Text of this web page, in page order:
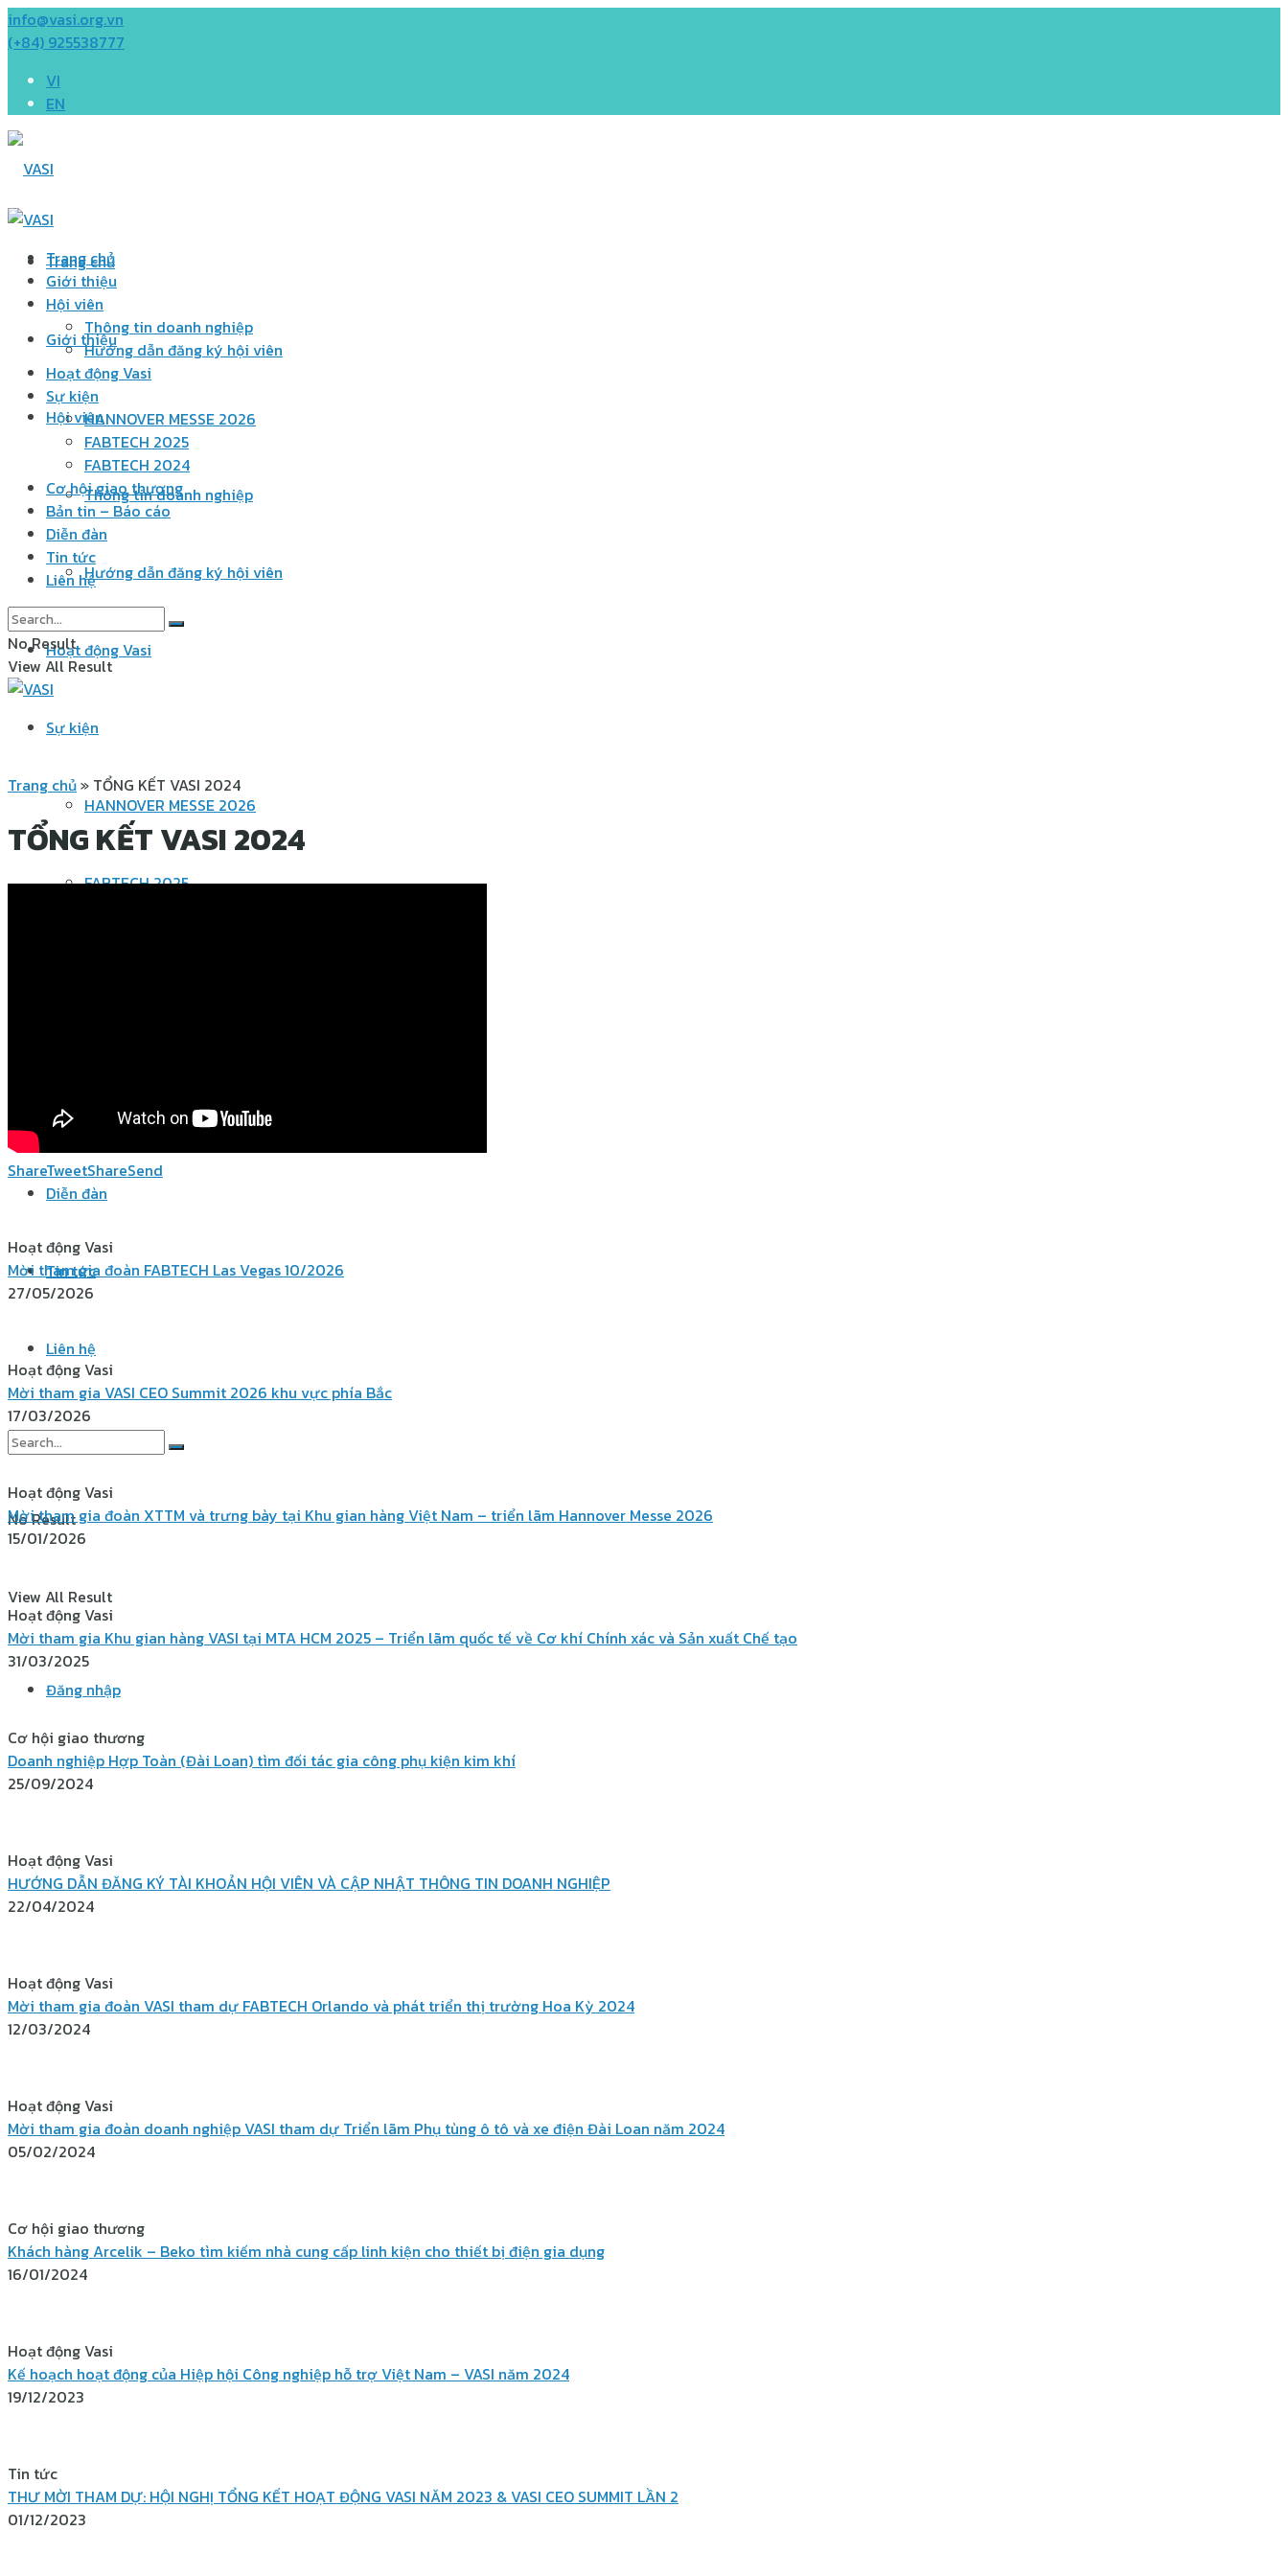
info@vasi.org.vn
(+84) 925538777
VI
EN
Trang chủ
Giới thiệu
Hội viên
Thông tin doanh nghiệp
Hướng dẫn đăng ký hội viên
Hoạt động Vasi
Sự kiện
HANNOVER MESSE 2026
FABTECH 2025
Bản tin – Báo cáo
Diễn đàn
Tin tức
Liên hệ
No Result
View All Result
Đăng nhập
Trang chủ
Giới thiệu
Hội viên
Thông tin doanh nghiệp
Hướng dẫn đăng ký hội viên
Hoạt động Vasi
Sự kiện
HANNOVER MESSE 2026
FABTECH 2025
FABTECH 2024
Cơ hội giao thương
Bản tin – Báo cáo
Diễn đàn
Tin tức
Liên hệ
No Result
View All Result
Trang chủ» TỔNG KẾT VASI 2024
TỔNG KẾT VASI 2024
ShareTweetShareSend
Hoạt động Vasi
Mời tham gia đoàn FABTECH Las Vegas 10/2026
27/05/2026
Hoạt động Vasi
Mời tham gia VASI CEO Summit 2026 khu vực phía Bắc
17/03/2026
Hoạt động Vasi
Mời tham gia đoàn XTTM và trưng bày tại Khu gian hàng Việt Nam – triển lãm Hannover Messe 2026
15/01/2026
Hoạt động Vasi
Mời tham gia Khu gian hàng VASI tại MTA HCM 2025 – Triển lãm quốc tế về Cơ khí Chính xác và Sản xuất Chế tạo
31/03/2025
Cơ hội giao thương
Doanh nghiệp Hợp Toàn (Đài Loan) tìm đối tác gia công phụ kiện kim khí
25/09/2024
Hoạt động Vasi
HƯỚNG DẪN ĐĂNG KÝ TÀI KHOẢN HỘI VIÊN VÀ CẬP NHẬT THÔNG TIN DOANH NGHIỆP
22/04/2024
Hoạt động Vasi
Mời tham gia đoàn VASI tham dự FABTECH Orlando và phát triển thị trường Hoa Kỳ 2024
12/03/2024
Hoạt động Vasi
Mời tham gia đoàn doanh nghiệp VASI tham dự Triển lãm Phụ tùng ô tô và xe điện Đài Loan năm 2024
05/02/2024
Cơ hội giao thương
Khách hàng Arcelik – Beko tìm kiếm nhà cung cấp linh kiện cho thiết bị điện gia dụng
16/01/2024
Hoạt động Vasi
Kế hoạch hoạt động của Hiệp hội Công nghiệp hỗ trợ Việt Nam – VASI năm 2024
19/12/2023
Tin tức
THƯ MỜI THAM DỰ: HỘI NGHỊ TỔNG KẾT HOẠT ĐỘNG VASI NĂM 2023 & VASI CEO SUMMIT LẦN 2
01/12/2023